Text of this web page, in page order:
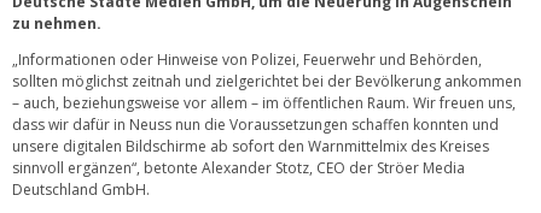
zu nehmen.
„Informationen oder Hinweise von Polizei, Feuerwehr und Behörden,
sollten möglichst zeitnah und zielgerichtet bei der Bevölkerung ankommen
– auch, beziehungsweise vor allem – im öffentlichen Raum. Wir freuen uns,
dass wir dafür in Neuss nun die Voraussetzungen schaffen konnten und
unsere digitalen Bildschirme ab sofort den Warnmittelmix des Kreises
sinnvoll ergänzen“, betonte Alexander Stotz, CEO der Ströer Media
Deutschland GmbH.